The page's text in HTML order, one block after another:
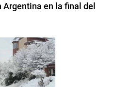
Argentina en la final del